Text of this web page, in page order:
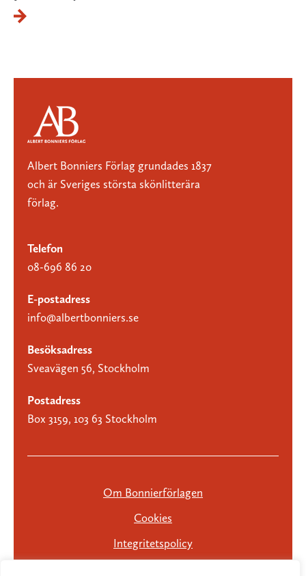
Albert Bonniers Förlag grundades 1837
och är Sveriges största skönlitterära
förlag.
Telefon
08-696 86 20
E-postadress
info@albertbonniers.se
Besöksadress
Sveavägen 56, Stockholm
Postadress
Box 3159, 103 63 Stockholm
Om Bonnierförlagen
Cookies
Integritetspolicy